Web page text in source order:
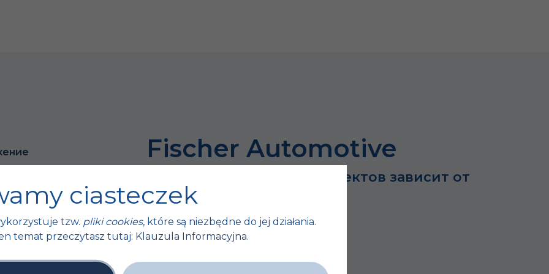
ЕС
Fischer Automotive
Успех больших проектов зависит от
ciasteczek
tzw. pliki cookies, które są niezbędne do jej działania.
temat przeczytasz tutaj: Klauzula Informacyjna.